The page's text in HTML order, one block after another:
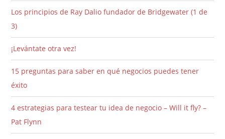
Los principios de Ray Dalio fundador de Bridgewater (1 de
3)
¡Levántate otra vez!
15 preguntas para saber en qué negocios puedes tener
éxito
4 estrategias para testear tu idea de negocio – Will it fly? –
Pat Flynn